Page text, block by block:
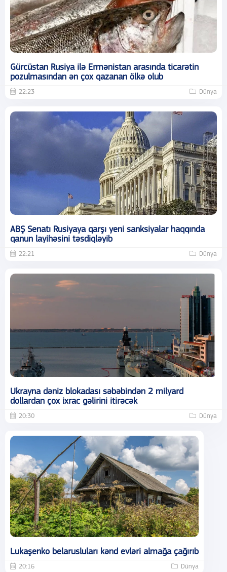
Gürcüstan Rusiya ilə Ermənistan arasında ticarətin
pozulmasından ən çox qazanan ölkə olub
22:23 Dünya
ABŞ Senatı Rusiyaya qarşı yeni sanksiyalar haqqında
qanun layihəsini təsdiqləyib
22:21 Dünya
Ukrayna dəniz blokadası səbəbindən 2 milyard
dollardan çox ixrac gəlirini itirəcək
20:30 Dünya
Lukaşenko belarusluları kənd evləri almağa çağırıb
20:16 Dünya